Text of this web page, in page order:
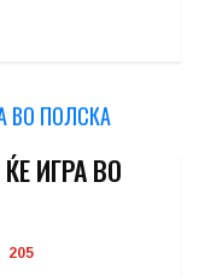
ИГРА ВО
205